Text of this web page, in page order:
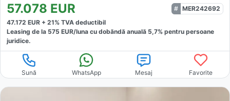
57.078 EUR
MER242692
47.172 EUR + 21% TVA deductibil
Leasing de la 575 EUR/luna cu dobăndă anuală 5,7% pentru persoane
juridice.
Sună WhatsApp Mesaj Favorite